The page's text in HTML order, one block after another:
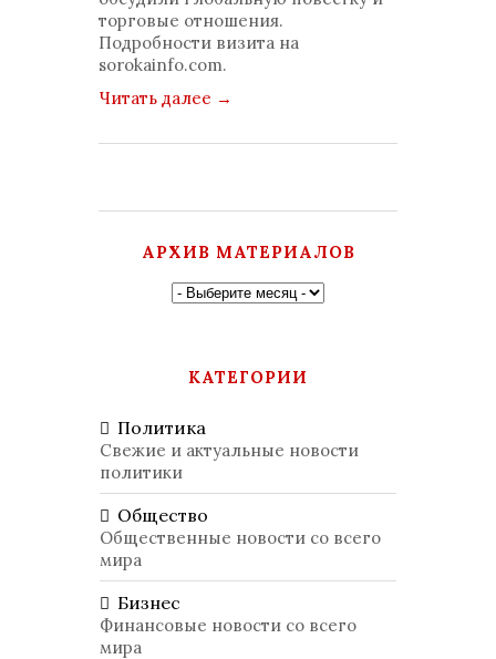
торговые отношения.
Подробности визита на
sorokainfo.com.
Читать далее →
АРХИВ МАТЕРИАЛОВ
КАТЕГОРИИ
Политика
Свежие и актуальные новости
политики
Общество
Общественные новости со всего
мира
Бизнес
Финансовые новости со всего
мира